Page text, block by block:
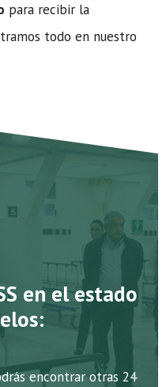
para recibir la
todo en nuestro
en el estado
encontrar otras 24